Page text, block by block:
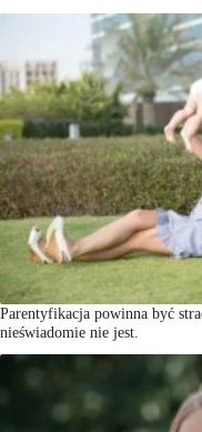
Parentyfikacja powinna być
nieświadomie nie jest.